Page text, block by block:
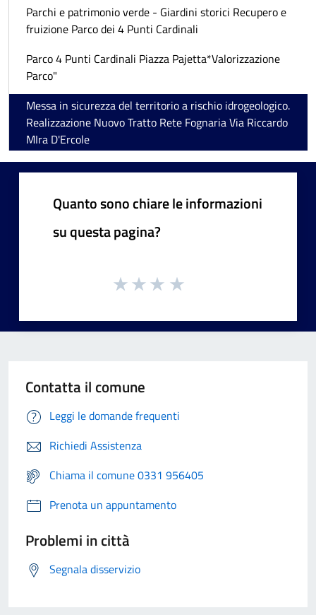
Parchi e patrimonio verde - Giardini storici Recupero e
fruizione Parco dei 4 Punti Cardinali
Parco 4 Punti Cardinali Piazza Pajetta*Valorizzazione
Parco"
Messa in sicurezza del territorio a rischio idrogeologico.
Realizzazione Nuovo Tratto Rete Fognaria Via Riccardo
MIra D'Ercole
Quanto sono chiare le informazioni
su questa pagina?
Contatta il comune
Leggi le domande frequenti
Richiedi Assistenza
Chiama il comune 0331 956405
Prenota un appuntamento
Problemi in città
Segnala disservizio